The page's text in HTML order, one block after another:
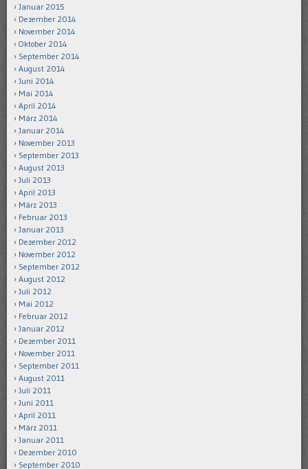
Januar 2015
Dezember 2014
November 2014
Oktober 2014
September 2014
August 2014
Juni 2014
Mai 2014
April 2014
März 2014
Januar 2014
November 2013
September 2013
August 2013
Juli 2013
April 2013
März 2013
Februar 2013
Januar 2013
Dezember 2012
November 2012
September 2012
August 2012
Juli 2012
Mai 2012
Februar 2012
Januar 2012
Dezember 2011
November 2011
September 2011
August 2011
Juli 2011
Juni 2011
April 2011
März 2011
Januar 2011
Dezember 2010
September 2010